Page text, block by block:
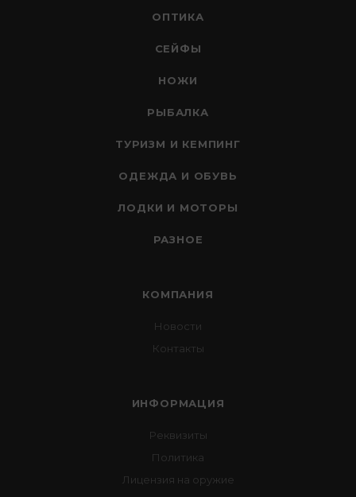
ОПТИКА
СЕЙФЫ
НОЖИ
РЫБАЛКА
ТУРИЗМ И КЕМПИНГ
ОДЕЖДА И ОБУВЬ
ЛОДКИ И МОТОРЫ
РАЗНОЕ
КОМПАНИЯ
Новости
Контакты
ИНФОРМАЦИЯ
Реквизиты
Политика
Лицензия на оружие